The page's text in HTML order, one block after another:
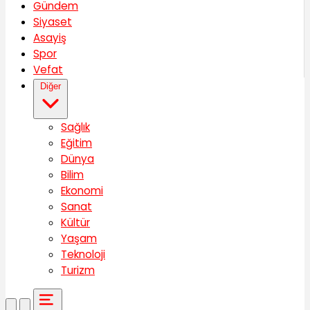
Gündem
Siyaset
Asayiş
Spor
Vefat
Diğer
Sağlık
Eğitim
Dünya
Bilim
Ekonomi
Sanat
Kültür
Yaşam
Teknoloji
Turizm